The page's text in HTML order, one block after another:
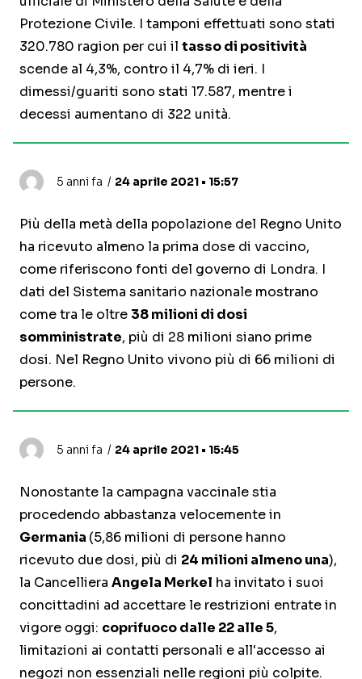
Protezione Civile. I tamponi effettuati sono stati
320.780 ragion per cui il tasso di positività
scende al 4,3%, contro il 4,7% di ieri. I
dimessi/guariti sono stati 17.587, mentre i
decessi aumentano di 322 unità.
5 anni fa 24 aprile 2021 • 15:57
Più della metà della popolazione del Regno Unito
ha ricevuto almeno la prima dose di vaccino,
come riferiscono fonti del governo di Londra. I
dati del Sistema sanitario nazionale mostrano
come tra le oltre 38 milioni di dosi
somministrate, più di 28 milioni siano prime
dosi. Nel Regno Unito vivono più di 66 milioni di
persone.
5 anni fa 24 aprile 2021 • 15:45
Nonostante la campagna vaccinale stia
procedendo abbastanza velocemente in
Germania (5,86 milioni di persone hanno
ricevuto due dosi, più di 24 milioni almeno una),
la Cancelliera Angela Merkel ha invitato i suoi
concittadini ad accettare le restrizioni entrate in
vigore oggi: coprifuoco dalle 22 alle 5,
limitazioni ai contatti personali e all'accesso ai
negozi non essenziali nelle regioni più colpite.